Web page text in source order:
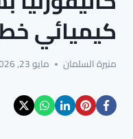
كيميائي
منيرة السلمان مايو 23, 2026